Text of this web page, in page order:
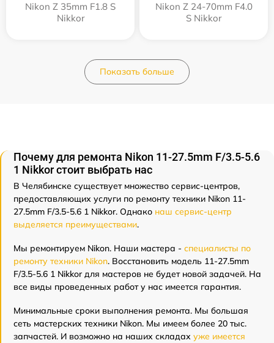
Nikon Z 35mm F1.8 S
Nikkor
Nikon Z 24-70mm F4.0
S Nikkor
Показать больше
Почему для ремонта Nikon 11-27.5mm F/3.5-5.6
1 Nikkor стоит выбрать нас
В Челябинске существует множество сервис-центров,
предоставляющих услуги по ремонту техники Nikon 11-
27.5mm F/3.5-5.6 1 Nikkor. Однако наш сервис-центр
выделяется преимуществами.
Мы ремонтируем Nikon. Наши мастера - специалисты по
ремонту техники Nikon. Восстановить модель 11-27.5mm
F/3.5-5.6 1 Nikkor для мастеров не будет новой задачей. На
все виды проведенных работ у нас имеется гарантия.
Минимальные сроки выполнения ремонта. Мы большая
сеть мастерских техники Nikon. Мы имеем более 20 тыс.
запчастей. И возможно на наших складах уже имеется